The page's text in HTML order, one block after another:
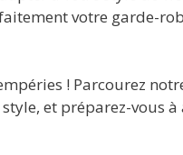
votre garde-
! Parcourez
et préparez-vous